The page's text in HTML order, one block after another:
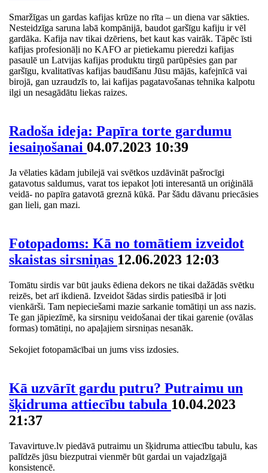
Smaržīgas un gardas kafijas krūze no rīta – un diena var sākties.
Nesteidzīga saruna labā kompānijā, baudot garšīgu kafiju ir vēl
gardāka. Kafija nav tikai dzēriens, bet kaut kas vairāk. Tāpēc īsti
kafijas profesionāļi no KAFO ar pietiekamu pieredzi kafijas
pasaulē un Latvijas kafijas produktu tirgū parūpēsies gan par
garšīgu, kvalitatīvas kafijas baudīšanu Jūsu mājās, kafejnīcā vai
birojā, gan uzraudzīs to, lai kafijas pagatavošanas tehnika kalpotu
ilgi un nesagādātu liekas raizes.
Radoša ideja: Papīra torte gardumu
iesaiņošanai 04.07.2023 10:39
Ja vēlaties kādam jubilejā vai svētkos uzdāvināt pašrocīgi
gatavotus saldumus, varat tos iepakot ļoti interesantā un oriģinālā
veidā- no papīra gatavotā greznā kūkā. Par šādu dāvanu priecāsies
gan lieli, gan mazi.
Fotopadoms: Kā no tomātiem izveidot
skaistas sirsniņas 12.06.2023 12:03
Tomātu sirdis var būt jauks ēdiena dekors ne tikai dažādās svētku
reizēs, bet arī ikdienā. Izveidot šādas sirdis patiesībā ir ļoti
vienkārši. Tam nepieciešami mazie sarkanie tomātiņi un ass nazis.
Te gan jāpiezīmē, ka sirsniņu veidošanai der tikai garenie (ovālas
formas) tomātiņi, no apaļajiem sirsniņas nesanāk.
Sekojiet fotopamācībai un jums viss izdosies.
Kā uzvārīt gardu putru? Putraimu un
šķidruma attiecību tabula 10.04.2023
21:37
Tavavirtuve.lv piedāvā putraimu un šķidruma attiecību tabulu, kas
palīdzēs jūsu biezputrai vienmēr būt gardai un vajadzīgajā
konsistencē.